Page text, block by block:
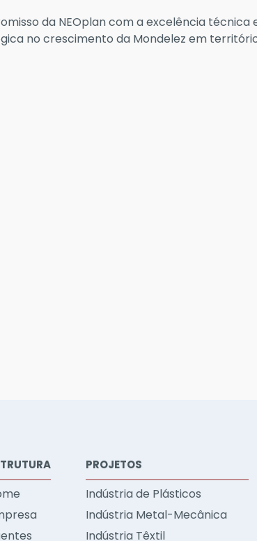
da NEOplan com a excelência técnica
no crescimento da Mondelez em
PROJETOS
Indústria de Plásticos
Indústria Metal-Mecânica
Indústria Têxtil